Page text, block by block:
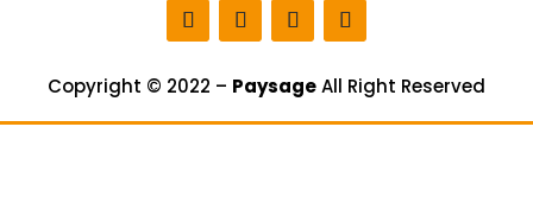
Copyright © 2022 – PaysageAll Right Reserved